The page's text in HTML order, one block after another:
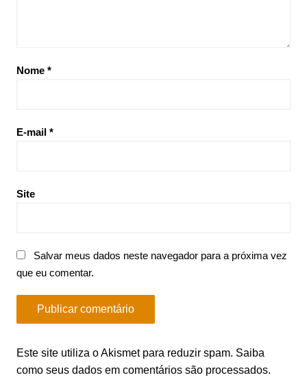
Nome *
E-mail *
Site
Salvar meus dados neste navegador para a próxima vez
que eu comentar.
Este site utiliza o Akismet para reduzir spam. Saiba
como seus dados em comentários são processados.